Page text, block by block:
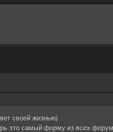
своей жизнью)
это самый форму из всех